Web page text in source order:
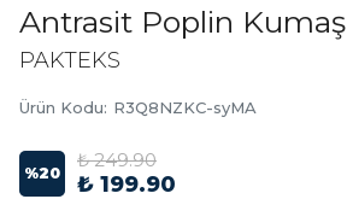
Antrasit Poplin Kumaş
PAKTEKS
Ürün Kodu: R3Q8NZKC-syMA
%20
₺ 249.90
₺ 199.90